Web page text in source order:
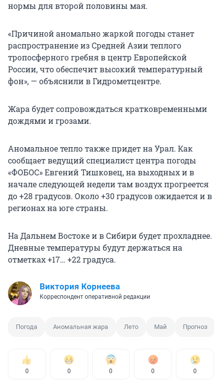
нормы для второй половины мая.
«Причиной аномально жаркой погоды станет
распространение из Средней Азии теплого
тропосферного гребня в центр Европейской
России, что обеспечит высокий температурный
фон», — объяснили в Гидрометцентре.
Жара будет сопровождаться кратковременными
дождями и грозами.
Аномальное тепло также придет на Урал. Как
сообщает ведущий специалист центра погоды
«ФОБОС» Евгений Тишковец, на выходных и в
начале следующей недели там воздух прогреется
до +28 градусов. Около +30 градусов ожидается и в
регионах на юге страны.
На Дальнем Востоке и в Сибири будет прохладнее.
Дневные температуры будут держаться на
отметках+17… +22градуса.
Виктория Корнеева
Корреспондент оперативной редакции
Погода Аномальная жара Лето Май Прогноз
0 0 0 0 0